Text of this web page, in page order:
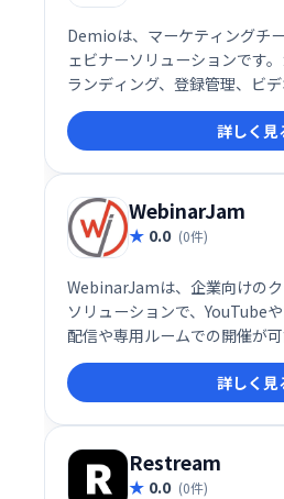
Demioは、マーケティングチ
ェビナーソリューションです
ランディング、登録管理、ビ
面共有といった機能で、効率
とのコミュニケーションを実現
能やリマインダー機能も搭載
客エンゲージメントを促進し
詳しく見
WebinarJam
0.0 (0件)
WebinarJamは、企業向けの
ソリューションで、YouTube
配信や専用ルームでの開催が
ライド、画面共有などの素材
ビナーを作成・実施できます。
能を通じて参加者とのエンゲ
的なコミュニケーションを実
詳しく見
Restream
0.0 (0件)